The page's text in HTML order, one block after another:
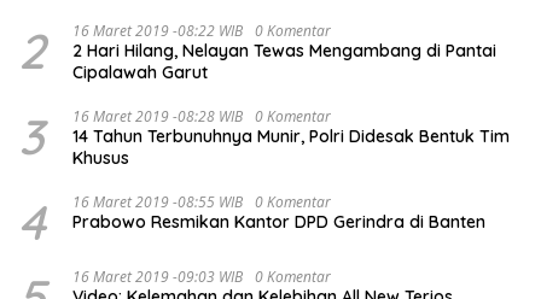
2 16 Maret 2019 -08:22 WIB 0 Komentar
2 Hari Hilang, Nelayan Tewas Mengambang di Pantai
Cipalawah Garut
3 16 Maret 2019 -08:28 WIB 0 Komentar
14 Tahun Terbunuhnya Munir, Polri Didesak Bentuk Tim
Khusus
4 16 Maret 2019 -08:55 WIB 0 Komentar
Prabowo Resmikan Kantor DPD Gerindra di Banten
16 Maret 2019 -09:03 WIB 0 Komentar